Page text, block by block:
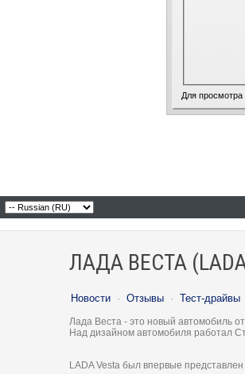
Для
ЛАДА ВЕСТА
Новости · Отзывы · Тест-драйвы
Лада Веста - это новый автомобиль
Над дизайном автомобиля работал
LADA Vesta был впервые